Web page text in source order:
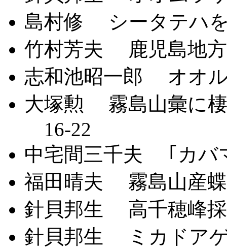
島村修 シータテハ
竹村芳夫 鹿児島地
志和池昭一郎 オオ
大塚勲 霧島山彙に棲
16-22
中宅間三千夫 ｢カ
福田晴夫 霧島山産
針貝邦生 高千穂峰
針貝邦生 ミカドア